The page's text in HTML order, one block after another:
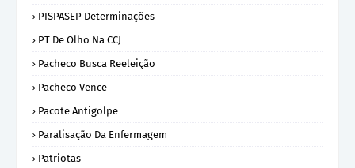
PISPASEP Determinações
PT De Olho Na CCJ
Pacheco Busca Reeleição
Pacheco Vence
Pacote Antigolpe
Paralisação Da Enfermagem
Patriotas